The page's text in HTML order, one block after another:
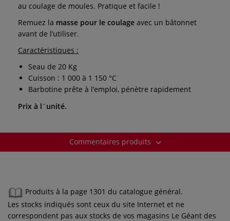
au coulage de moules. Pratique et facile !
Remuez la masse pour le coulage avec un bâtonnet
avant de l’utiliser.
Caractéristiques :
Seau de 20 Kg
Cuisson : 1 000 à 1 150 °C
Barbotine prête à l’emploi, pénètre rapidement
Prix à l´unité.
Commentaires produits
Produits à la page 1301 du catalogue général.
Les stocks indiqués sont ceux du site Internet et ne
correspondent pas aux stocks de vos magasins Le Géant des